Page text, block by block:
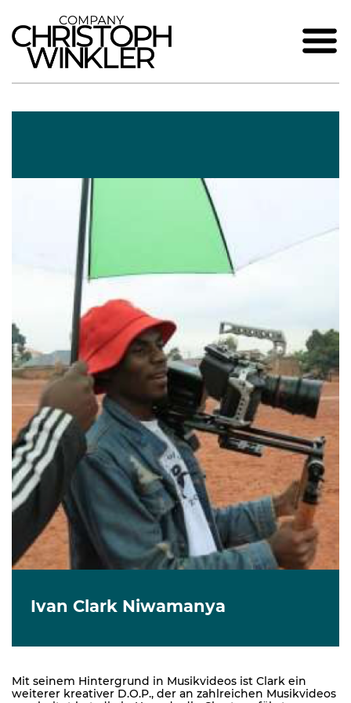
Ivan Clark Niwamanya
Mit seinem Hintergrund in Musikvideos ist Clark ein
weiterer kreativer D.O.P., der an zahlreichen Musikvideos